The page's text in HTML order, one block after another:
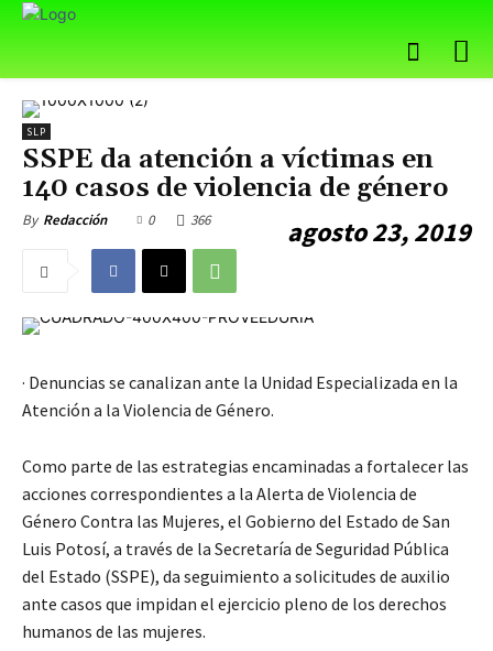
SLP
SSPE da atención a víctimas en
140 casos de violencia de género
By Redacción agosto 23, 2019
0 366
· Denuncias se canalizan ante la Unidad Especializada en la
Atención a la Violencia de Género.
Como parte de las estrategias encaminadas a fortalecer las
acciones correspondientes a la Alerta de Violencia de
Género Contra las Mujeres, el Gobierno del Estado de San
Luis Potosí, a través de la Secretaría de Seguridad Pública
del Estado (SSPE), da seguimiento a solicitudes de auxilio
ante casos que impidan el ejercicio pleno de los derechos
humanos de las mujeres.